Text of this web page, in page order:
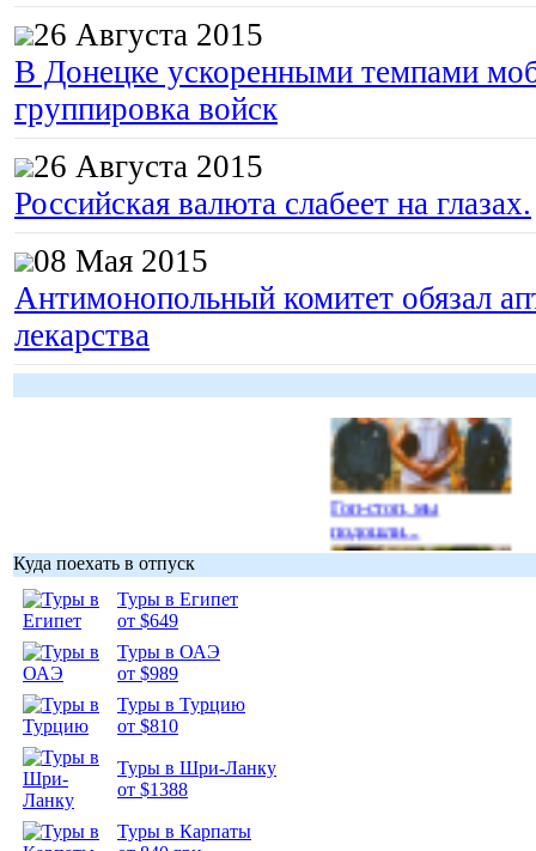
26 Августа 2015
В Донецке ускоренными темпами
группировка войск
26 Августа 2015
Российская валюта слабеет на глазах.
08 Мая 2015
Антимонопольный комитет обязал
лекарства
Гоп-стоп, мы
подошли...
Куда поехать в отпуск
Туры в Египет
от $649
Туры в ОАЭ
от $989
Туры в Турцию
от $810
Туры в Шри-Ланку
от $1388
Туры в Карпаты